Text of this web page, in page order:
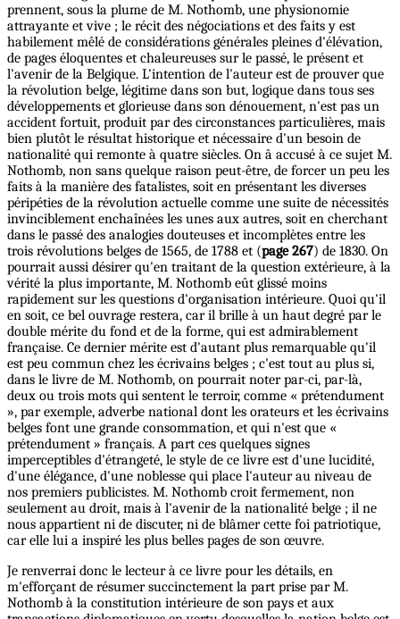
prennent, sous la plume de M. Nothomb, une physionomie
attrayante et vive ; le récit des négociations et des faits y est
habilement mêlé de considérations générales pleines d'élévation,
de pages éloquentes et chaleureuses sur le passé, le présent et
l'avenir de la Belgique. L'intention de l'auteur est de prouver que
la révolution belge, légitime dans son but, logique dans tous ses
développements et glorieuse dans son dénouement, n'est pas un
accident fortuit, produit par des circonstances particulières, mais
bien plutôt le résultat historique et nécessaire d'un besoin de
nationalité qui remonte à quatre siècles. On â accusé à ce sujet M.
Nothomb, non sans quelque raison peut-être, de forcer un peu les
faits à la manière des fatalistes, soit en présentant les diverses
péripéties de la révolution actuelle comme une suite de nécessités
invinciblement enchaînées les unes aux autres, soit en cherchant
dans le passé des analogies douteuses et incomplètes entre les
trois révolutions belges de 1565, de 1788 et (page 267) de 1830. On
pourrait aussi désirer qu'en traitant de la question extérieure, à la
vérité la plus importante, M. Nothomb eût glissé moins
rapidement sur les questions d'organisation intérieure. Quoi qu'il
en soit, ce bel ouvrage restera, car il brille à un haut degré par le
double mérite du fond et de la forme, qui est admirablement
française. Ce dernier mérite est d'autant plus remarquable qu'il
est peu commun chez les écrivains belges ; c'est tout au plus si,
dans le livre de M. Nothomb, on pourrait noter par-ci, par-là,
deux ou trois mots qui sentent le terroir, comme « prétendument
», par exemple, adverbe national dont les orateurs et les écrivains
belges font une grande consommation, et qui n'est que «
prétendument » français. A part ces quelques signes
imperceptibles d'étrangeté, le style de ce livre est d'une lucidité,
d'une élégance, d'une noblesse qui place l'auteur au niveau de
nos premiers publicistes. M. Nothomb croit fermement, non
seulement au droit, mais à l'avenir de la nationalité belge ; il ne
nous appartient ni de discuter, ni de blâmer cette foi patriotique,
car elle lui a inspiré les plus belles pages de son œuvre.
Je renverrai donc le lecteur à ce livre pour les détails, en
m'efforçant de résumer succinctement la part prise par M.
Nothomb à la constitution intérieure de son pays et aux